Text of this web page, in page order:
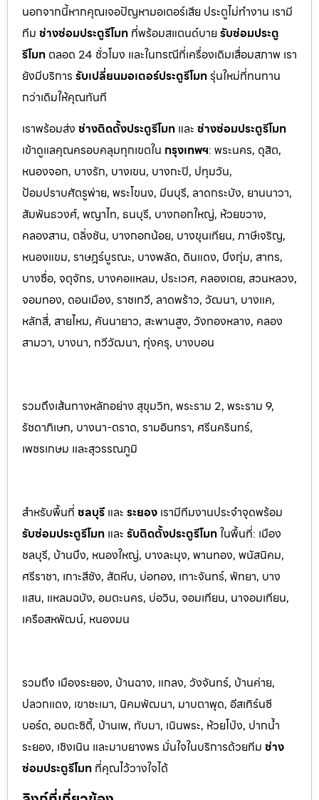
นอกจากนี้หากคุณเจอปัญหามอเตอร์เสีย ประตูไม่ทำงาน เรามี
ทีม ช่างซ่อมประตูรีโมท ที่พร้อมสแตนด์บาย รับซ่อมประตู
รีโมท ตลอด 24 ชั่วโมง และในกรณีที่เครื่องเดิมเสื่อมสภาพ เรา
ยังมีบริการ รับเปลี่ยนมอเตอร์ประตูรีโมทรุ่นใหม่ที่ทนทาน
กว่าเดิมให้คุณทันที
เราพร้อมส่ง ช่างติดตั้งประตูรีโมท และ ช่างซ่อมประตูรีโมท
เข้าดูแลคุณครอบคลุมทุกเขตใน กรุงเทพฯ: พระนคร, ดุสิต,
หนองจอก, บางรัก, บางเขน, บางกะปิ, ปทุมวัน,
ป้อมปราบศัตรูพ่าย, พระโขนง, มีนบุรี, ลาดกระบัง, ยานนาวา,
สัมพันธวงศ์, พญาไท, ธนบุรี, บางกอกใหญ่, ห้วยขวาง,
คลองสาน, ตลิ่งชัน, บางกอกน้อย, บางขุนเทียน, ภาษีเจริญ,
หนองแขม, ราษฎร์บูรณะ, บางพลัด, ดินแดง, บึงกุ่ม, สาทร,
บางซื่อ, จตุจักร, บางคอแหลม, ประเวศ, คลองเตย, สวนหลวง,
จอมทอง, ดอนเมือง, ราชเทวี, ลาดพร้าว, วัฒนา, บางแค,
หลักสี่, สายไหม, คันนายาว, สะพานสูง, วังทองหลาง, คลอง
สามวา, บางนา, ทวีวัฒนา, ทุ่งครุ, บางบอน
รวมถึงเส้นทางหลักอย่าง สุขุมวิท, พระราม 2, พระราม 9,
รัชดาภิเษก, บางนา-ตราด, รามอินทรา, ศรีนครินทร์,
เพชรเกษม และสุวรรณภูมิ
สำหรับพื้นที่ ชลบุรี และ ระยอง เรามีทีมงานประจำจุดพร้อม
รับซ่อมประตูรีโมท และ รับติดตั้งประตูรีโมทในพื้นที่: เมือง
ชลบุรี, บ้านบึง, หนองใหญ่, บางละมุง, พานทอง, พนัสนิคม,
ศรีราชา, เกาะสีชัง, สัตหีบ, บ่อทอง, เกาะจันทร์, พัทยา, บาง
แสน, แหลมฉบัง, อมตะนคร, บ่อวิน, จอมเทียน, นาจอมเทียน,
เครือสหพัฒน์, หนองมน
รวมถึง เมืองระยอง, บ้านฉาง, แกลง, วังจันทร์, บ้านค่าย,
ปลวกแดง, เขาชะเมา, นิคมพัฒนา, มาบตาพุด, อีสเทิร์นซี
บอร์ด, อมตะซิตี้, บ้านเพ, ทับมา, เนินพระ, ห้วยโป่ง, ปากน้ำ
ระยอง, เชิงเนิน และมาบยางพร มั่นใจในบริการด้วยทีม ช่าง
ซ่อมประตูรีโมท ที่คุณไว้วางใจได้